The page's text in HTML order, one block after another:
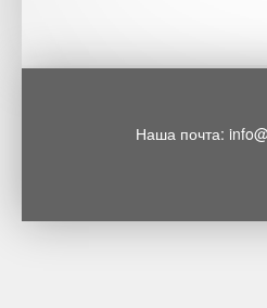
Наша почта: